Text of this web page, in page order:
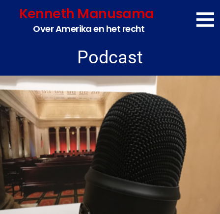
directKenneth Manusama
Over Amerika en het recht
Podcast